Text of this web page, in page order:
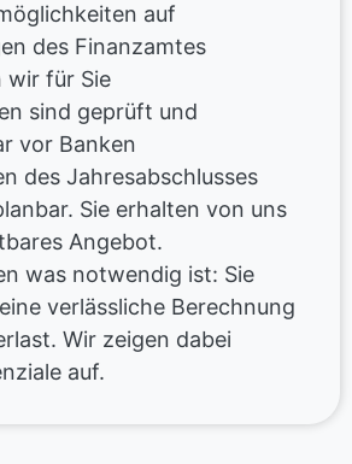
auf
des Finanzamtes
wir für Sie
sind geprüft und
vor Banken
des Jahresabschlusses
Sie erhalten von uns
Angebot.
was notwendig ist: Sie
verlässliche Berechnung
Wir zeigen dabei
auf.